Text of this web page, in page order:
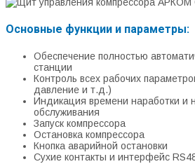
Основные функции и параметры:
Обеспечение полностью
станции
Контроль всех рабочих
давление и т.д.)
Индикация времени наработки и
обслуживания
Запуск компрессора
Остановка компрессора
Кнопка аварийной остановки
Сухие контакты и интерфейс